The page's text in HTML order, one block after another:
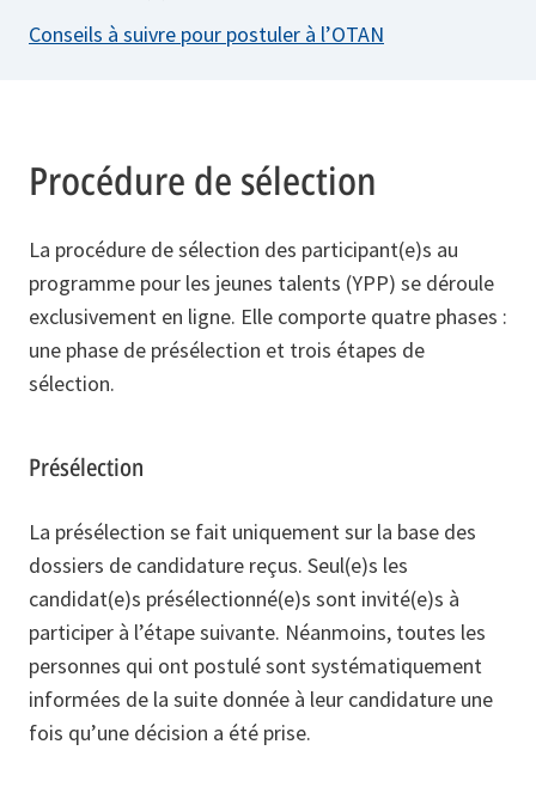
Conseils à suivre pour postuler à l’OTAN
Procédure de sélection
La procédure de sélection des participant(e)s au
programme pour les jeunes talents (YPP) se déroule
exclusivement en ligne. Elle comporte quatre phases :
une phase de présélection et trois étapes de
sélection.
Présélection
La présélection se fait uniquement sur la base des
dossiers de candidature reçus. Seul(e)s les
candidat(e)s présélectionné(e)s sont invité(e)s à
participer à l’étape suivante. Néanmoins, toutes les
personnes qui ont postulé sont systématiquement
informées de la suite donnée à leur candidature une
fois qu’une décision a été prise.